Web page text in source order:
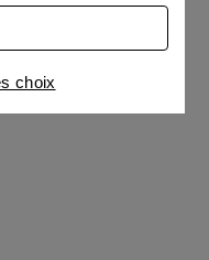
utilisons avec
pour afficher des
et la liste de nos
choix